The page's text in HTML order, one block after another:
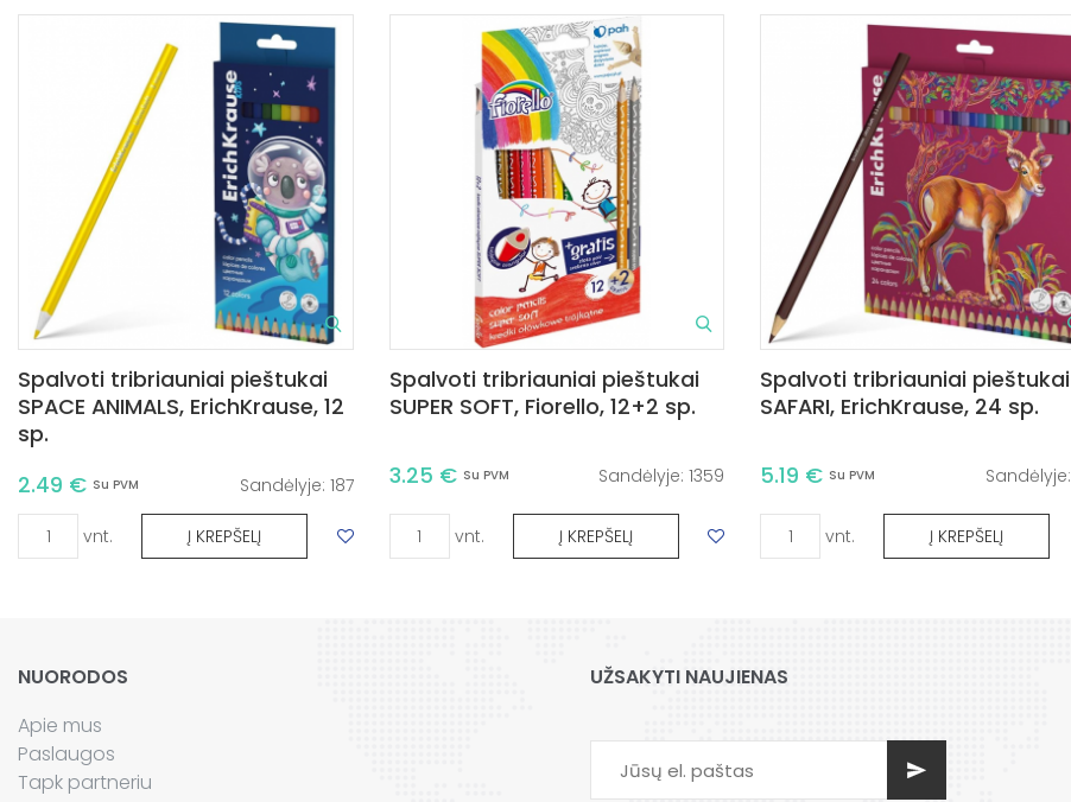
Spalvoti tribriauniai pieštukai
SPACE ANIMALS, ErichKrause, 12
sp.
2.49 € Su PVM Sandėlyje: 187
vnt. Į KREPŠELĮ
Spalvoti tribriauniai pieštukai
SUPER SOFT, Fiorello, 12+2 sp.
3.25 € Su PVM Sandėlyje: 1359
vnt. Į KREPŠELĮ
Spalvoti tribriauniai pieštukai
SAFARI, ErichKrause, 24 sp.
5.19 € Su PVM Sandėlyje:
vnt. Į KREPŠELĮ
NUORODOS
Apie mus
Paslaugos
Tapk partneriu
UŽSAKYTI NAUJIENAS